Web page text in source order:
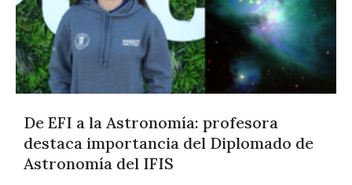
De EFI a la Astronomía: profesora
destaca importancia del Diplomado de
Astronomía del IFIS